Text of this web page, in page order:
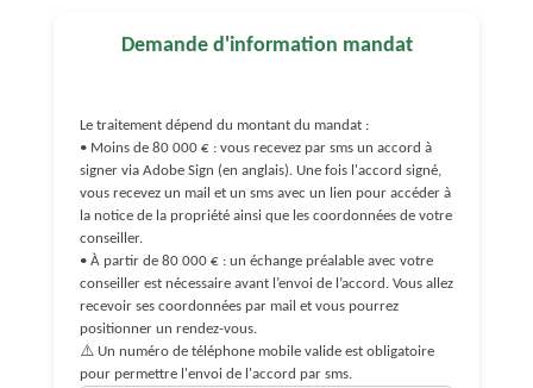
Demande d'information mandat
Le traitement dépend du montant du mandat :
• Moins de 80 000 € : vous recevez par sms un accord à
signer via Adobe Sign (en anglais). Une fois l'accord signé,
vous recevez un mail et un sms avec un lien pour accéder à
la notice de la propriété ainsi que les coordonnées de votre
conseiller.
• À partir de 80 000 € : un échange préalable avec votre
conseiller est nécessaire avant l’envoi de l’accord. Vous allez
recevoir ses coordonnées par mail et vous pourrez
positionner un rendez-vous.
⚠️ Un numéro de téléphone mobile valide est obligatoire
pour permettre l'envoi de l'accord par sms.